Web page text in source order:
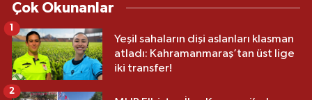
Çok Okunanlar
Yeşil sahaların dişi aslanları klasman
atladı: Kahramanmaraş’tan üst lige
iki transfer!
2